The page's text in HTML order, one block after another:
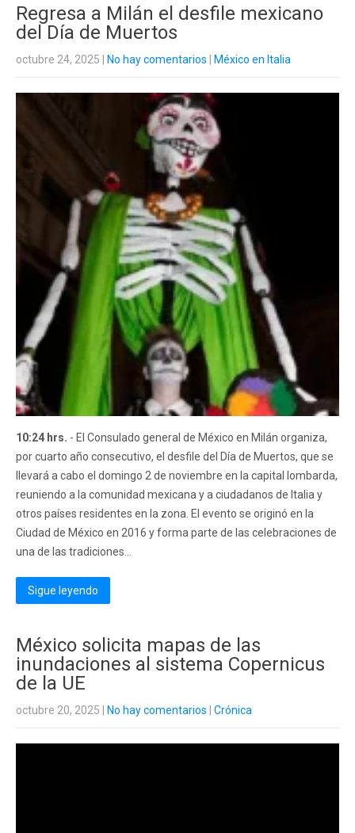
Regresa a Milán el desfile mexicano
del Día de Muertos
octubre 24, 2025 No hay comentarios México en Italia
10:24 hrs. - El Consulado general de México en Milán organiza,
por cuarto año consecutivo, el desfile del Día de Muertos, que se
llevará a cabo el domingo 2 de noviembre en la capital lombarda,
reuniendo a la comunidad mexicana y a ciudadanos de Italia y
otros países residentes en la zona. El evento se originó en la
Ciudad de México en 2016 y forma parte de las celebraciones de
una de las tradiciones...
Sigue leyendo
México solicita mapas de las
inundaciones al sistema Copernicus
de la UE
octubre 20, 2025 No hay comentarios Crónica